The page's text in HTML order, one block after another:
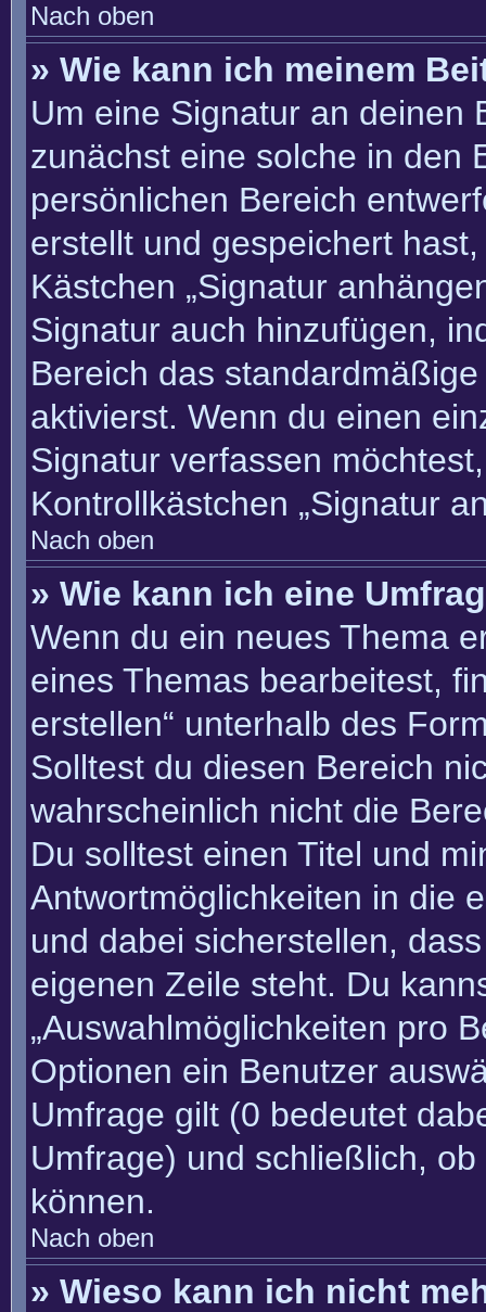
Nach oben
» Wie kann ich meinem
Um eine Signatur an deinen
zunächst eine solche in den
persönlichen Bereich
erstellt und gespeichert
Kästchen „Signatur
Signatur auch hinzufügen,
Bereich das
aktivierst. Wenn du einen
Signatur verfassen
Kontrollkästchen „Signatur
Nach oben
» Wie kann ich eine
Wenn du ein neues Thema
eines Themas bearbeitest,
erstellen“ unterhalb des
Solltest du diesen Bereich
wahrscheinlich nicht die
Du solltest einen Titel und
Antwortmöglichkeiten in die
und dabei sicherstellen,
eigenen Zeile steht. Du
„Auswahlmöglichkeiten pro
Optionen ein Benutzer
Umfrage gilt (0 bedeutet
Umfrage) und schließlich,
können.
Nach oben
» Wieso kann ich nicht